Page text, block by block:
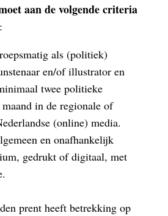
aan de volgende criteria
:
als (politiek)
en/of illustrator en
twee politieke
in de regionale of
(online) media.
en onafhankelijk
gedrukt of digitaal, met
prent heeft betrekking op